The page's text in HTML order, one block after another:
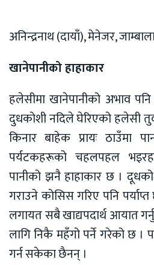
अनिन्द्रनाथ (दायाँ), मेनेजर,
खानेपानीको हाहाकार
हलेसीमा खानेपानीको अभाव
दुधकोशी नदिले घेरिएको हलेसी
किनार बाहेक प्रायः ठाउँमा
पर्यटकहरूको चहलपहल
पानीको झनै हाहाकार छ ।
गराउने कोसिस गरिए पनि
लगायत सबै खाद्यपदार्थ आयात
लागि निकै महँगो पर्ने गरेको छ ।
गर्न सकेका छैनन् ।